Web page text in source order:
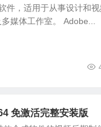
件，适用于从事设计和视
媒体工作室。 Adobe...
免激活完整安装版